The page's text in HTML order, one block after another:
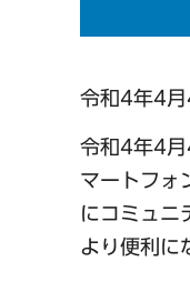
令和4年4月
令和4年4月
マートフォ
にコミュニ
より便利に